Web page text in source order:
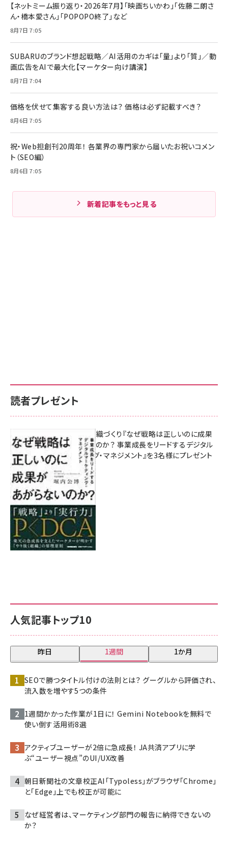
【ネットミーム振り返り・2026年7月】「映画ちいかわ」「佐藤二朗さ
ん・橋本愛さん」「POPOPO終了」など
8月7日 7:05
SUBARUのブランド想起戦略／AI活用のカギは「量」より「質」／動
画広告をAIで最大化【マーケター向け講演】
8月7日 7:04
価格を伏せて集客する良い方法は？ 価格は必ず記載すべき？
8月6日 7:05
祝・Web担創刊20周年！ 各業界の専門家から届いたお祝いコメン
ト（SEO編）
8月6日 7:05
新着記事をもっと見る
人気記事トップ10
昨日 1週間 1か月
SEOで勝つタイトル付けの法則とは？ グーグルから評価され、
流入数を増やす5つの条件
1週間かかった作業が1日に！ Gemini Notebookを無料で
使い倒す活用術8選
アクティブユーザーが2倍に急成長！ JA共済アプリに学
ぶ“ユーザー視点”のUI/UX改善
朝日新聞社の文章校正AI「Typoless」がブラウザ「Chrome」
と「Edge」上でも校正が可能に
なぜ経営者は、マーケティング部門の報告に納得できないの
か？
読者プレゼント
成果を生む組織づくり『なぜ戦略は正しいのに成果
があがらないのか？ 事業成長をリードするデジタル
マーケティング・マネジメント』を3名様にプレゼント
8月7日 10:00